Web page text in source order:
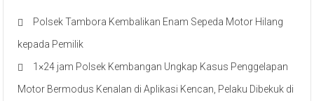
Polsek Tambora Kembalikan Enam Sepeda Motor Hilang
kepada Pemilik
1×24 jam Polsek Kembangan Ungkap Kasus Penggelapan
Motor Bermodus Kenalan di Aplikasi Kencan, Pelaku Dibekuk di